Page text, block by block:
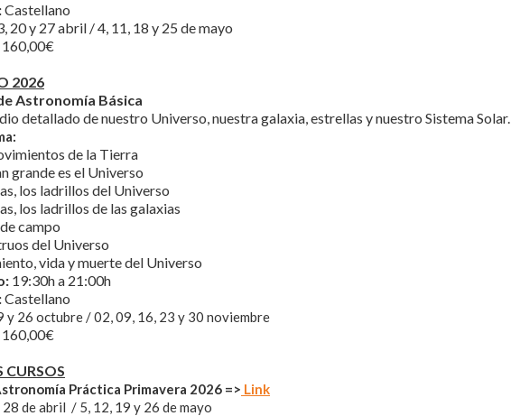
Castellano
20 y 27 abril / 4, 11, 18 y 25 de mayo
160,00€​
2026
Astronomía Básica
detallado de nuestro Universo, nuestra galaxia, estrellas y nuestro Sistema Solar.
de la Tierra
grande es el Universo
los ladrillos del Universo
los ladrillos de las galaxias
campo
del Universo
vida y muerte del Universo
19:30h a 21:00h
Castellano
y 26 octubre / 02, 09, 16, 23 y 30 noviembre
160,00€​
CURSOS
Práctica Primavera 2026 => Link
28 de abril / 5, 12, 19 y 26 de mayo